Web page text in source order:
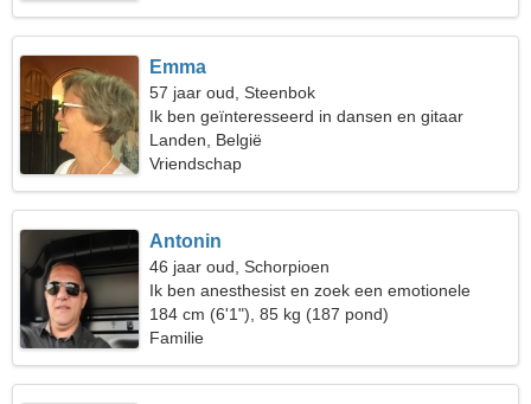
Emma
57 jaar oud, Steenbok
Ik ben geïnteresseerd in dansen en gitaar
Landen, België
Vriendschap
Antonin
46 jaar oud, Schorpioen
Ik ben anesthesist en zoek een emotionele
vrouw
184 cm (6'1"), 85 kg (187 pond)
Familie